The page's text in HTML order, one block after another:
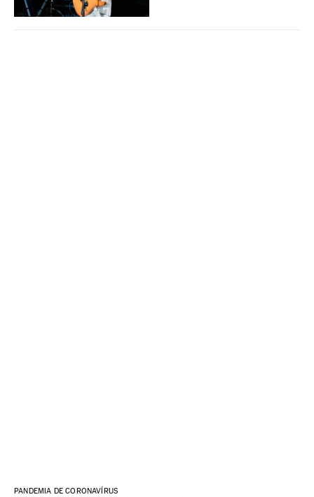
PANDEMIA DE CORONAVÍRUS